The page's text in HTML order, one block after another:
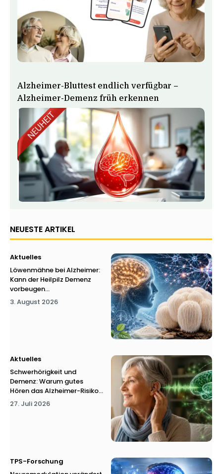
Alzheimer-Bluttest endlich verfügbar –
Alzheimer-Demenz früh erkennen
NEUESTE ARTIKEL
Aktuelles
Löwenmähne bei Alzheimer:
Kann der Heilpilz Demenz
vorbeugen...
3. August 2026
Aktuelles
Schwerhörigkeit und
Demenz: Warum gutes
Hören das Alzheimer-Risiko...
27. Juli 2026
TPS-Forschung